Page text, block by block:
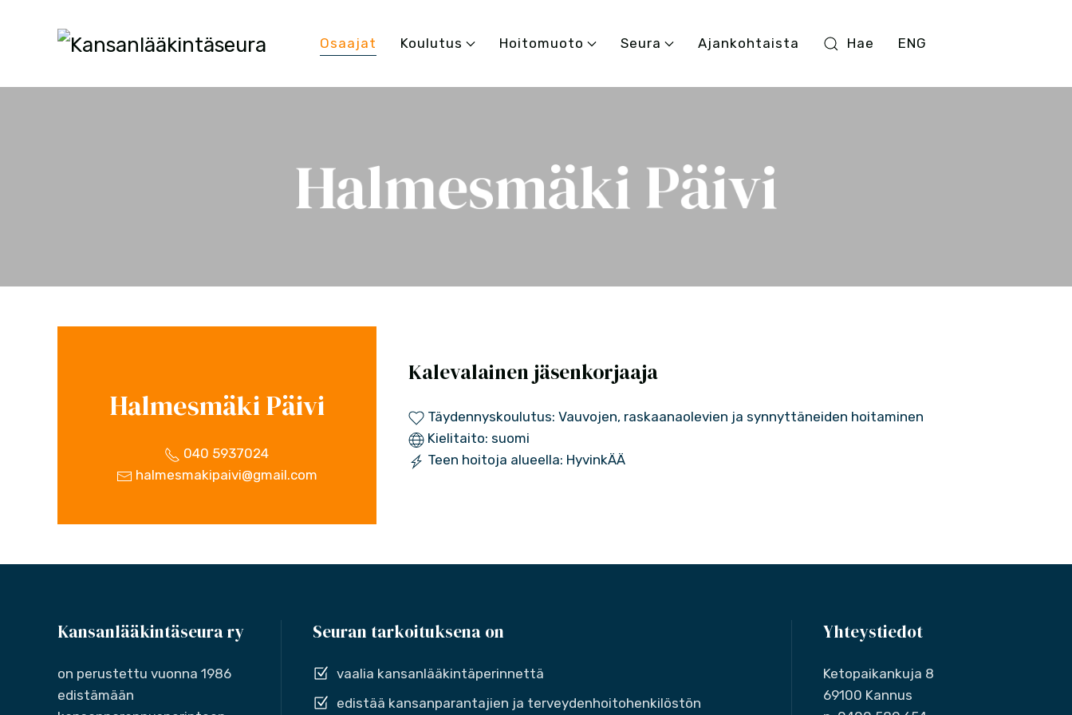
Osaajat Koulutus Hoitomuoto Seura Ajankohtaista Hae ENG
Halmesmäki Päivi
Halmesmäki Päivi
040 5937024
halmesmakipaivi@gmail.com
Kalevalainen jäsenkorjaaja
Täydennyskoulutus: Vauvojen, raskaanaolevien ja synnyttäneiden hoitaminen
Kielitaito: suomi
Teen hoitoja alueella: HyvinkÄÄ
Kansanlääkintäseura ry
on perustettu vuonna 1986
edistämään
Seuran tarkoituksena on
vaalia kansanlääkintäperinnettä
edistää kansanparantajien ja terveydenhoitohenkilöstön
Yhteystiedot
Ketopaikankuja 8
69100 Kannus